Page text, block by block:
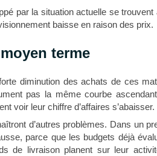
par la situation actuelle se
baisse en raison des prix.
terme
diminution des achats de ces
pas la même courbe
voir leur chiffre d’affaires s’abaisser.
d’autres problèmes. Dans un
parce que les budgets déjà
de livraison planent sur leur